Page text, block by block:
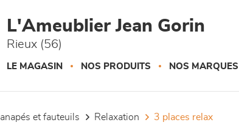
L'Ameublier Jean Gorin
Rieux (56)
LE MAGASIN NOS PRODUITS NOS MARQUES
canapés et fauteuils relaxation 3 places relax